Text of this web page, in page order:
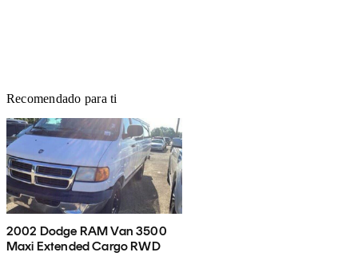
Recomendado para ti
2002 Dodge RAM Van 3500
Maxi Extended Cargo RWD